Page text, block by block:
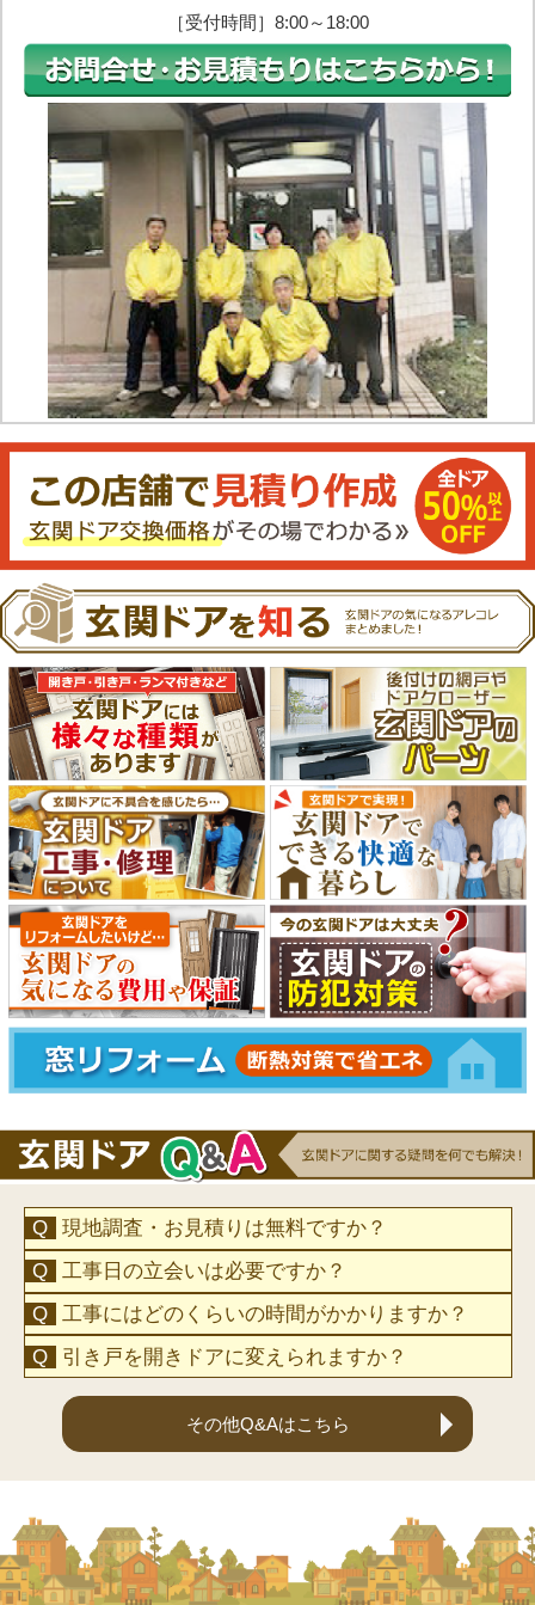
［受付時間］8:00～18:00
現地調査・お見積りは無料ですか？
工事日の立会いは必要ですか？
工事にはどのくらいの時間がかかりますか？
引き戸を開きドアに変えられますか？
その他Q&Aはこちら